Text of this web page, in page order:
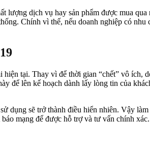
lượng dịch vụ hay sản phẩm được mua qua
Chính vì thế, nếu doanh nghiệp có nhu
tại. Thay vì để thời gian “chết” vô ích,
để lên kế hoạch dành lấy lòng tin của
dụng sẽ trở thành điều hiển nhiên. Vậy làm
mạng để được hỗ trợ và tư vấn chính xác.